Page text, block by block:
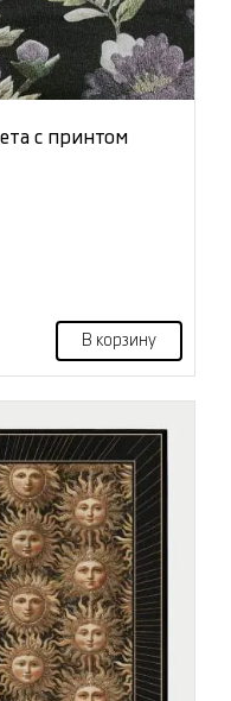
с принтом
В корзину